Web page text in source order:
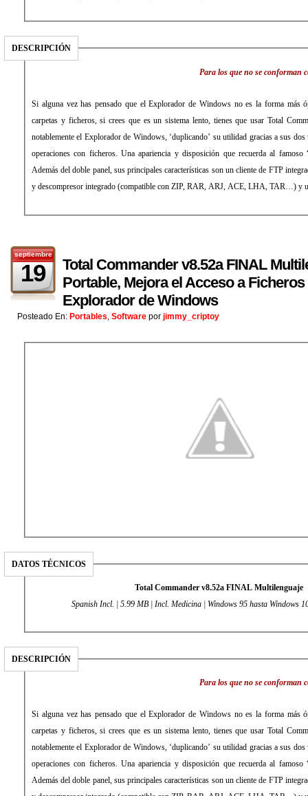
DESCRIPCIÓN
Para los que no se conforman
Si alguna vez has pensado que el Explorador de Windows no es la forma más
carpetas y ficheros, si crees que es un sistema lento, tienes que usar Total
notablemente el Explorador de Windows, ‘duplicando’ su utilidad gracias a sus dos
operaciones con ficheros. Una apariencia y disposición que recuerda al famoso
Además del doble panel, sus principales características son un cliente de FTP
y descompresor integrado (compatible con ZIP, RAR, ARJ, ACE, LHA, TAR…) y
septiembre
19
Total Commander v8.52a FINAL
Portable, Mejora el Acceso a
Explorador de Windows
Posteado En: Portables, Software por jimmy_criptoy
DATOS TÉCNICOS
Total Commander v8.52a FINAL Multilenguaje
Spanish Incl. | 5.99 MB | Incl. Medicina | Windows 95 hasta Windows
DESCRIPCIÓN
Para los que no se conforman
Si alguna vez has pensado que el Explorador de Windows no es la forma más
carpetas y ficheros, si crees que es un sistema lento, tienes que usar Total
notablemente el Explorador de Windows, ‘duplicando’ su utilidad gracias a sus dos
operaciones con ficheros. Una apariencia y disposición que recuerda al famoso
Además del doble panel, sus principales características son un cliente de FTP